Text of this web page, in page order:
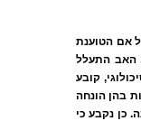
אם הטוענת
האב התעלל
קובע
בהן הונחה
כן נקבע כי